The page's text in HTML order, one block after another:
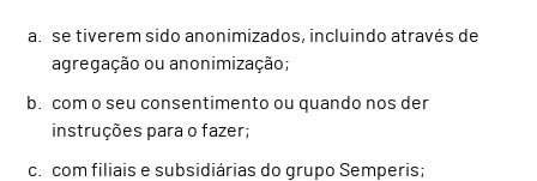
se tiverem sido anonimizados, incluindo através de
agregação ou anonimização;
com o seu consentimento ou quando nos der
instruções para o fazer;
com filiais e subsidiárias do grupo Semperis;